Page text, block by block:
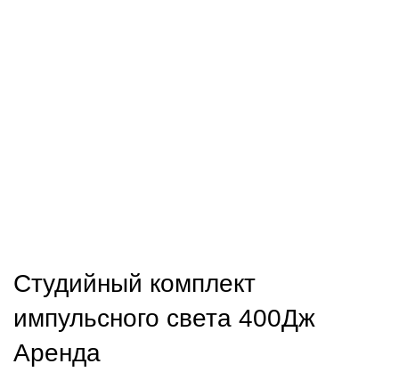
Студийный комплект
импульсного света 400Дж
Аренда